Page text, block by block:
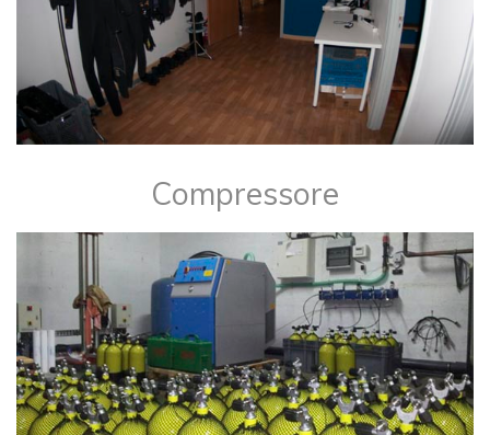
Compressore